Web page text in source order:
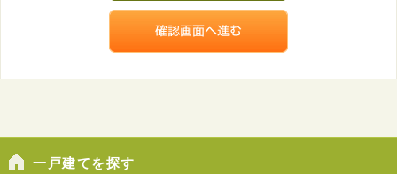
一戸建てを探す